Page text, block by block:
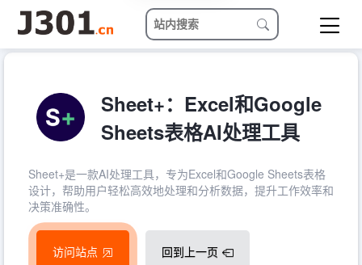
Sheet+：Excel和Google
Sheets表格AI处理工具
Sheet+是一款AI处理工具，专为Excel和Google Sheets表格
设计，帮助用户轻松高效地处理和分析数据，提升工作效率和
决策准确性。
访问站点 回到上一页